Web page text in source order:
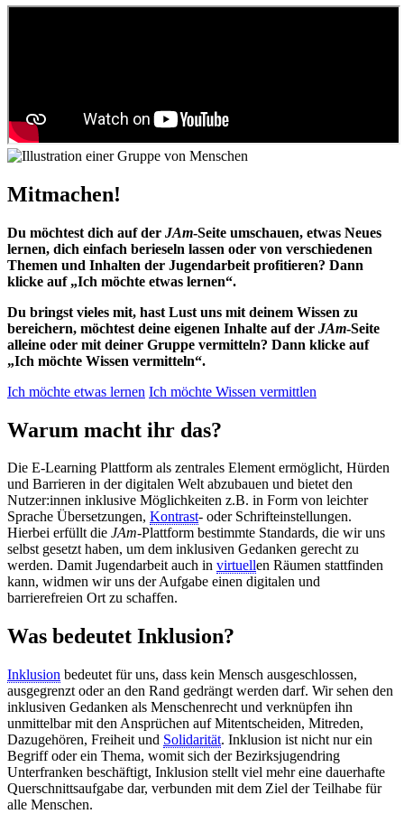
Beschreibung des Videos: Was ist eigentlich JAm.
Mitmachen!
Du möchtest dich auf der JAm-Seite umschauen, etwas Neues
lernen, dich einfach berieseln lassen oder von verschiedenen
Themen und Inhalten der Jugendarbeit profitieren? Dann
klicke auf „Ich möchte etwas lernen“.
Du bringst vieles mit, hast Lust uns mit deinem Wissen zu
bereichern, möchtest deine eigenen Inhalte auf der JAm-Seite
alleine oder mit deiner Gruppe vermitteln? Dann klicke auf
„Ich möchte Wissen vermitteln“.
Ich möchte etwas lernen Ich möchte Wissen vermittlen
Warum macht ihr das?
Die E-Learning Plattform als zentrales Element ermöglicht, Hürden
und Barrieren in der digitalen Welt abzubauen und bietet den
Nutzer:innen inklusive Möglichkeiten z.B. in Form von leichter
Sprache Übersetzungen, Kontrast- oder Schrifteinstellungen.
Hierbei erfüllt die JAm-Plattform bestimmte Standards, die wir uns
selbst gesetzt haben, um dem inklusiven Gedanken gerecht zu
werden. Damit Jugendarbeit auch in virtuellen Räumen stattfinden
kann, widmen wir uns der Aufgabe einen digitalen und
barrierefreien Ort zu schaffen.
Was bedeutet Inklusion?
Inklusion bedeutet für uns, dass kein Mensch ausgeschlossen,
ausgegrenzt oder an den Rand gedrängt werden darf. Wir sehen den
inklusiven Gedanken als Menschenrecht und verknüpfen ihn
unmittelbar mit den Ansprüchen auf Mitentscheiden, Mitreden,
Dazugehören, Freiheit und Solidarität. Inklusion ist nicht nur ein
Begriff oder ein Thema, womit sich der Bezirksjugendring
Unterfranken beschäftigt, Inklusion stellt viel mehr eine dauerhafte
Querschnittsaufgabe dar, verbunden mit dem Ziel der Teilhabe für
alle Menschen.